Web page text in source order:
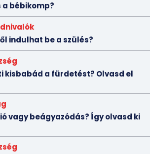
a bébikomp?
indulhat be a szülés?
kisbabád a fürdetést? Olvasd el
vagy beágyazódás? Így olvasd ki